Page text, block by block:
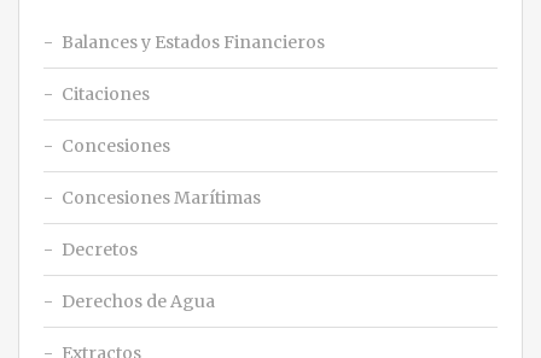
Balances y Estados Financieros
Citaciones
Concesiones
Concesiones Marítimas
Decretos
Derechos de Agua
Extractos